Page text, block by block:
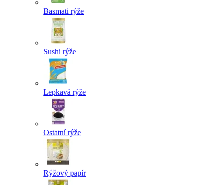
Basmati rýže
Sushi rýže
Lepkavá rýže
Ostatní rýže
Rýžový papír